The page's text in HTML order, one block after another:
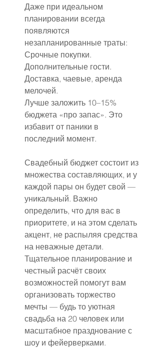
Даже при идеальном
планировании всегда
появляются
незапланированные траты:
Срочные покупки.
Дополнительные гости.
Доставка, чаевые, аренда
мелочей.
Лучше заложить 10–15%
бюджета «про запас». Это
избавит от паники в
последний момент.
Свадебный бюджет состоит из
множества составляющих, и у
каждой пары он будет свой —
уникальный. Важно
определить, что для вас в
приоритете, и на этом сделать
акцент, не распыляя средства
на неважные детали.
Тщательное планирование и
честный расчёт своих
возможностей помогут вам
организовать торжество
мечты — будь то уютная
свадьба на 20 человек или
масштабное празднование с
шоу и фейерверками.